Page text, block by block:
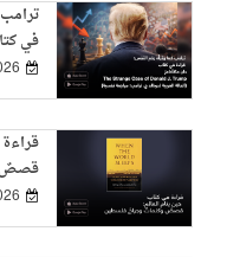
في
قصصٌ